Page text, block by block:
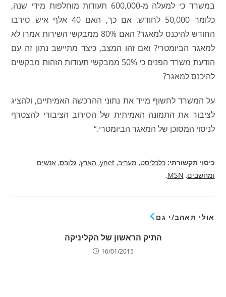
במשרד כי למעלה מ-600,000 תעודות מוחלפות מידי שנה,
כלומר 50,000 לחודש. אם כך, האם 40 אלף איש סירבו
החודש להיכנס למאגר? האם 80% ממבקשי השירות אמרו לא
למאגר הביומטרי? ואם זהו המצב, כיצד מתיישב נתון זה עם
הודעת משרד הפנים כי 50% ממבקשי תעודות הזהות מבקשים
להיכנס למאגר?
על המשרד לחשוף מייד את נתוני ההרכשה האמיתיים, ולהציג
לציבור את התמונה האמיתית של הסירוב הציבורי להצטרף
לניסוי המסוכן של המאגר הביומטרי.“
כיסוי תקשורתי: כלכליסט, מעריב,
ynet
, הארץ,גלובס,אנשים
ומחשבים,
MSN
.
אולי תאהב/י גם
התיק הראשון של הקליניקה
16/01/2015